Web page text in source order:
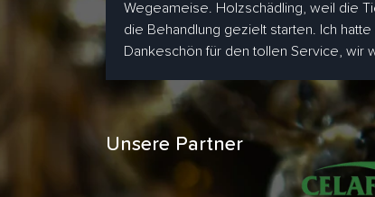
Wegeameise. Holzschädling, weil die
die Behandlung gezielt starten. Ich
Dankeschön für den tollen Service, wir
Unsere Partner